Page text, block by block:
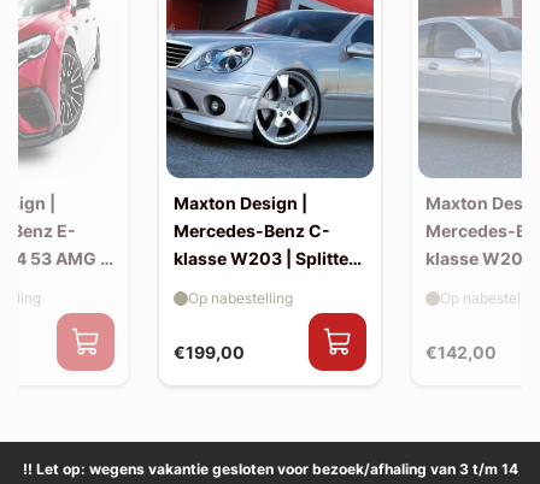
|
Benz E-
53 AMG |
Maxton Design |
Mercedes-Benz C-
klasse W203 | Splitter
bumper)
€199,00
Op nabestelling
Maxton
Mercedes-
klasse W203
€142,00
Op
!! Let op: wegens vakantie gesloten voor bezoek/afhaling van 3 t/m 14